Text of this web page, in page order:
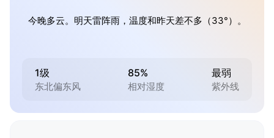
今晚多云。明天雷阵雨，温度和昨天差不多（33°）。
1级
东北偏东风
85%
相对湿度
最弱
紫外线